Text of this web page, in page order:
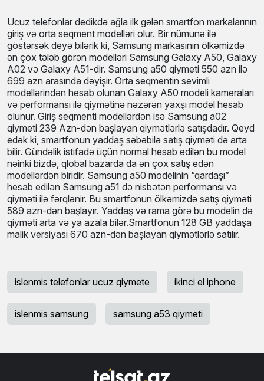
Ucuz Telefonlar
Ucuz telefonlar dedikdə ağla ilk gələn smartfon
markalarının giriş və orta seqment modelləri olur. Bir
nümunə ilə göstərsək deyə bilərik ki, Samsung markasının
ölkəmizdə ən çox tələb görən modelləri Samsung Galaxy
A50, Galaxy A02 və Galaxy A51-dir. Samsung a50 qiymeti
550 azn ilə 699 azn arasında dəyişir. Orta seqmentin
sevimli modellərindən hesab olunan Galaxy A50 modeli
kameraları və performansı ilə qiymətinə nəzərən yaxşı
model hesab olunur. Giriş seqmenti modellərdən isə
Samsung a02 qiymeti 239 Azn-dən başlayan qiymətlərlə
satışdadır. Qeyd edək ki, smartfonun yaddaş səbəbilə satış
qiyməti də arta bilir. Gündəlik istifadə üçün normal hesab
edilən bu model nəinki bizdə, qlobal bazarda da ən çox
satış edən modellərdən biridir. Samsung a50 modelinin
“qardaşı” hesab edilən Samsung a51 də nisbətən
performansı və qiyməti ilə fərqlənir. Bu smartfonun
ölkəmizdə satış qiyməti 589 azn-dən başlayır. Yaddaş və
dən başlayan qiymətlərlə satılır.
islenmis telefonlar ucuz qiymete ikinci el iphone
islenmis samsung samsung a53 qiymeti